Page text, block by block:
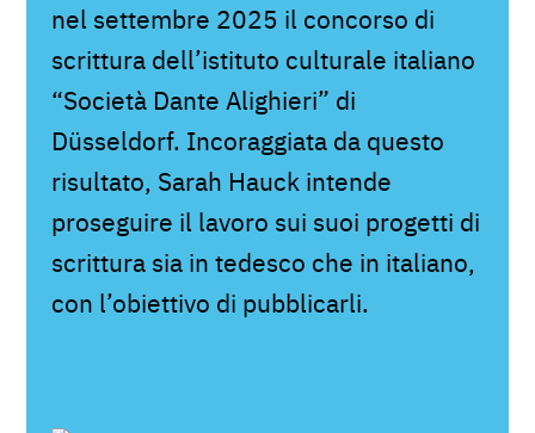
nel settembre 2025 il concorso di
scrittura dell’istituto culturale italiano
“Società Dante Alighieri” di
Düsseldorf. Incoraggiata da questo
risultato, Sarah Hauck intende
proseguire il lavoro sui suoi progetti di
scrittura sia in tedesco che in italiano,
con l’obiettivo di pubblicarli.